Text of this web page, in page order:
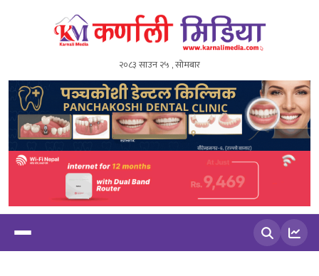
२०८३ साउन २५ , सोमबार